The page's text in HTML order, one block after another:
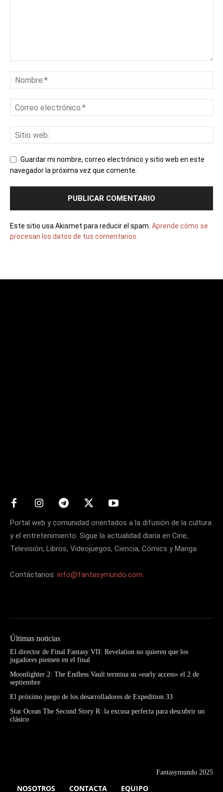
Guardar mi nombre, correo electrónico y sitio web en este
navegador la próxima vez que comente.
Este sitio usa Akismet para reducir el spam. Aprende cómo se
procesan los datos de tus comentarios.
Portal web y comunidad orientados a la difusión de la cultura
y el entretenimiento. Sigue la actualidad diaria en Cine,
Televisión, Libros, Videojuegos, Ciencia, Cómics y Manga.
Contáctanos: info@fantasymundo.com
Últimas noticias
El director de Final Fantasy VII: Revelation no quieren que los
jugadores piensen en el final
Moonlighter 2: The Endless Vault termina su «early access» el 2 de
septiembre
El próximo juego de los desarrolladores de Expedition 33
Star Ocean The Second Story R: la excusa perfecta para descubrir un
clásico
Fantasymundo 2025
NOSOTROS CONTACTA EQUIPO